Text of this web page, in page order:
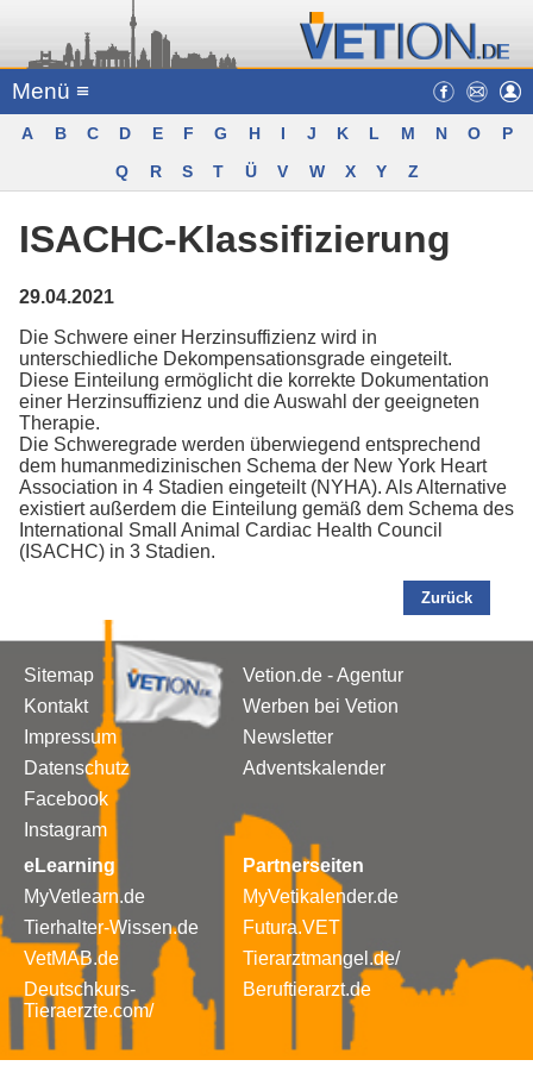
Menü ≡
A B C D E F G H I J K L M N O
P
Q
R S T Ü V W X Y Z
ISACHC-Klassifizierung
29.04.2021
Die Schwere einer Herzinsuffizienz wird in
unterschiedliche Dekompensationsgrade eingeteilt.
Diese Einteilung ermöglicht die korrekte Dokumentation
einer Herzinsuffizienz und die Auswahl der geeigneten
Therapie.
Die Schweregrade werden überwiegend entsprechend
dem humanmedizinischen Schema der New York Heart
Association in 4 Stadien eingeteilt (NYHA). Als Alternative
existiert außerdem die Einteilung gemäß dem Schema des
International Small Animal Cardiac Health Council
(ISACHC) in 3 Stadien.
Zurück
Sitemap
Kontakt
Impressum
Datenschutz
Facebook
Instagram
Vetion.de - Agentur
Werben bei Vetion
Newsletter
Adventskalender
eLearning
MyVetlearn.de
Tierhalter-Wissen.de
VetMAB.de
Deutschkurs-
Tieraerzte.com/
Partnerseiten
MyVetikalender.de
Futura.VET
Tierarztmangel.de/
Beruftierarzt.de